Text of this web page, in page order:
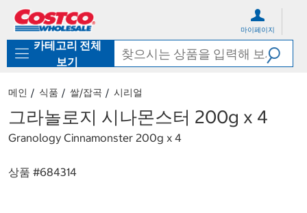
로
기
가
마이페이지
카테고리 전체
보기
메인 식품 쌀/잡곡 시리얼
그라놀로지 시나몬스터 200g x 4
Granology Cinnamonster 200g x 4
상품 #684314